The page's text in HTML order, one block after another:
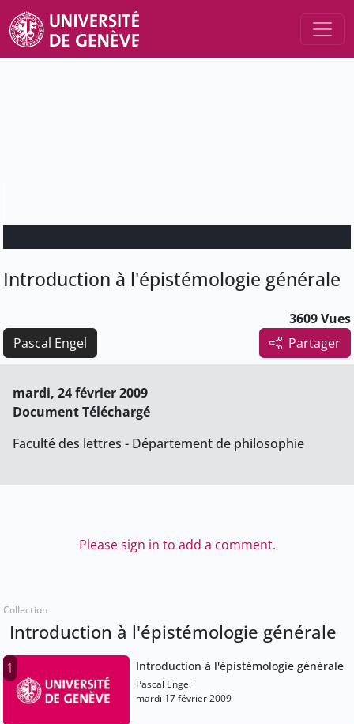
Introduction à l'épistémologie générale
3609 Vues
Partager
Pascal Engel
mardi, 24 février 2009
Document Téléchargé
Faculté des lettres - Département de philosophie
Please sign in to add a comment.
Collection
Introduction à l'épistémologie générale
1 Introduction à l'épistémologie générale
Pascal Engel
mardi 17 février 2009